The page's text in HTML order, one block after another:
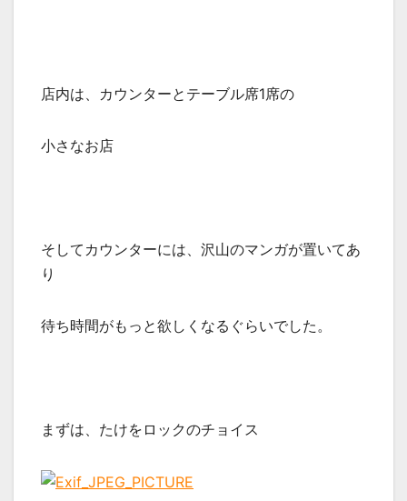
店内は、カウンターとテーブル席1席の
小さなお店
そしてカウンターには、沢山のマンガが置いてあ
り
待ち時間がもっと欲しくなるぐらいでした。
まずは、たけをロックのチョイス